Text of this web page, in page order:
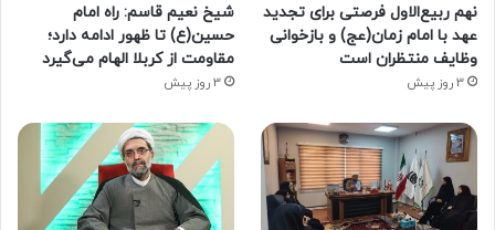
نهم ربیع‌الاول فرصتی برای تجدید
عهد با امام زمان(عج) و بازخوانی
وظایف منتظران است
3 روز پیش
شیخ نعیم قاسم: راه امام
حسین(ع) تا ظهور ادامه دارد؛
مقاومت از کربلا الهام می‌گیرد
3 روز پیش